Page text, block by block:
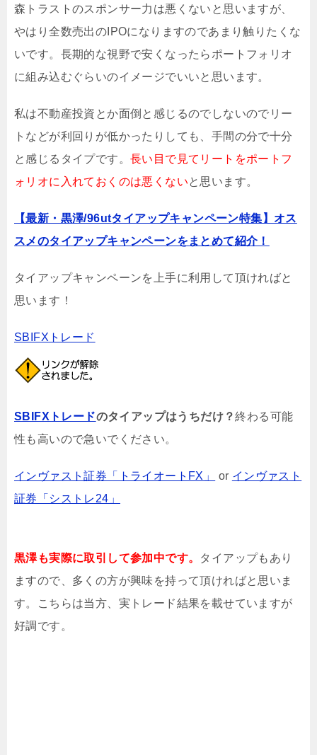
森トラストのスポンサー力は悪くないと思いますが、
やはり全数売出のIPOになりますのであまり触りたくな
いです。長期的な視野で安くなったらポートフォリオ
に組み込むぐらいのイメージでいいと思います。
私は不動産投資とか面倒と感じるのでしないのでリー
トなどが利回りが低かったりしても、手間の分で十分
と感じるタイプです。 長い目で見てリートをポートフ
ォリオに入れておくのは悪くないと思います。
【最新・黒澤/96utタイアップキャンペーン特集】オス
スメのタイアップキャンペーンをまとめて紹介！
タイアップキャンペーンを上手に利用して頂ければと
思います！
SBIFXトレード
SBIFXトレードのタイアップはうちだけ？終わる可能
性も高いので急いでください。
インヴァスト証券「トライオートFX」 or インヴァスト
証券「シストレ24」
黒澤も実際に取引して参加中です。 タイアップもあり
ますので、多くの方が興味を持って頂ければと思いま
す。こちらは当方、実トレード結果を載せていますが
好調です。